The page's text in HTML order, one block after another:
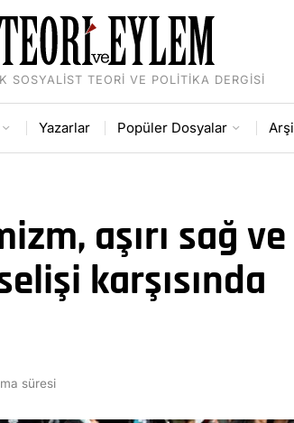
SOSYALIST TEORI VE POLITIKA DERGISI
Yazarlar Popüler Dosyalar
aşırı sağ ve
karşısında
süresi